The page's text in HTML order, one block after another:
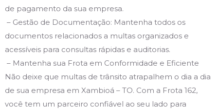
de pagamento da sua empresa.
– Gestão de Documentação: Mantenha todos os
documentos relacionados a multas organizados e
acessíveis para consultas rápidas e auditorias.
– Mantenha sua Frota em Conformidade e Eficiente
Não deixe que multas de trânsito atrapalhem o dia a dia
de sua empresa em Xambioá – TO. Com a Frota 162,
você tem um parceiro confiável ao seu lado para